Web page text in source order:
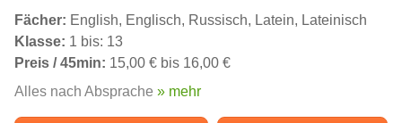
Fächer: English, Englisch, Russisch, Latein, Lateinisch
Klasse: 1 bis: 13
Preis / 45min: 15,00 € bis 16,00 €
Alles nach Absprache » mehr